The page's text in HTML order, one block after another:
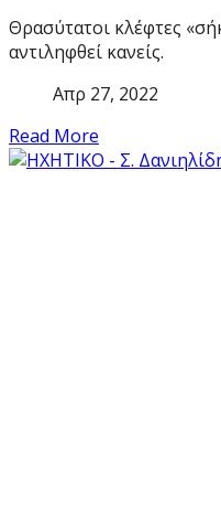
Θρασύτατοι κλέφτες
αντιληφθεί κανείς.
Απρ 27, 2022
Read More